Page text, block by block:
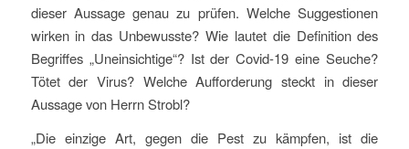
dieser Aussage genau zu prüfen. Welche Suggestionen
wirken in das Unbewusste? Wie lautet die Definition des
Begriffes „Uneinsichtige“? Ist der Covid-19 eine Seuche?
Tötet der Virus? Welche Aufforderung steckt in dieser
Aussage von Herrn Strobl?
„Die einzige Art, gegen die Pest zu kämpfen, ist die